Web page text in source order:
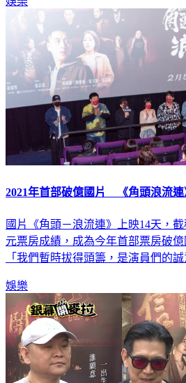
2021年首部破億國片 《角頭浪流連
國片《角頭－浪流連》上映14天，
元票房成績，成為今年首部票房破
「我們暫時拔得頭籌，是演員們的
娛樂